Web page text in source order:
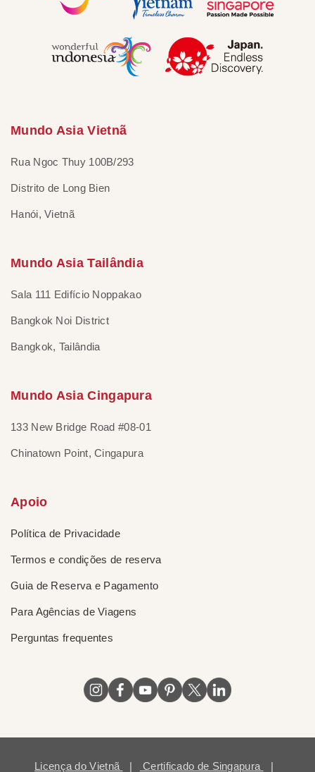
Mundo Asia Vietnã
Rua Ngoc Thuy 100B/293
Distrito de Long Bien
Hanói, Vietnã
Mundo Asia Tailândia
Sala 111 Edifício Noppakao
Bangkok Noi District
Bangkok, Tailândia
Mundo Asia Cingapura
133 New Bridge Road #08-01
Chinatown Point, Cingapura
Apoio
Política de Privacidade
Termos e condições de reserva
Guia de Reserva e Pagamento
Para Agências de Viagens
Perguntas frequentes
Licença do Vietnã | Certificado de Singapura |